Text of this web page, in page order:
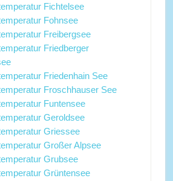
Fichtelsee
Fohnsee
Freibergsee
Friedberger
Friedenhain See
Froschhauser See
Funtensee
Geroldsee
Griessee
Großer Alpsee
Grubsee
Grüntensee